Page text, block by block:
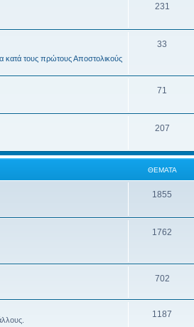
231
κατά τους πρώτους Αποστολικούς
33
71
207
ΘΈΜΑΤΑ
1855
1762
702
1187